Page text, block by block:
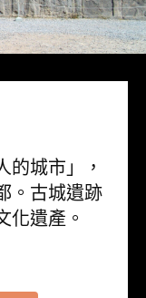
的城市」，
。古城遺跡
化遺產。